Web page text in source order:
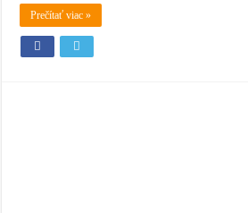
Prečítať viac »